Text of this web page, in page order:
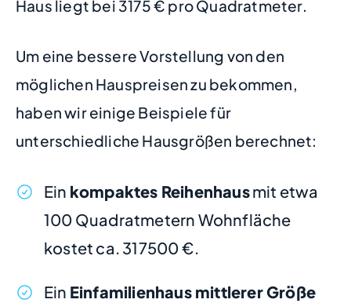
Haus liegt bei 3175 € pro Quadratmeter.
Um eine bessere Vorstellung von den
möglichen Hauspreisen zu bekommen,
haben wir einige Beispiele für
unterschiedliche Hausgrößen berechnet:
Ein kompaktes Reihenhausmit etwa
100 Quadratmetern Wohnfläche
kostet ca. 317500 €.
Ein Einfamilienhaus mittlerer Größe